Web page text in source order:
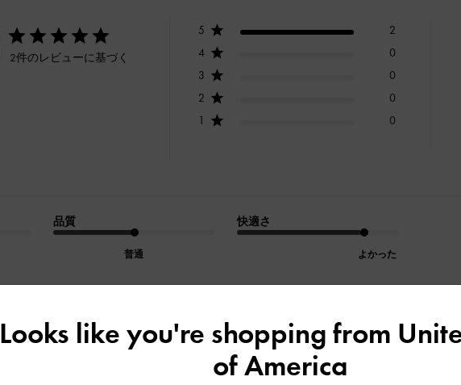
2件のレビューに基づく
5
2
4
0
3
0
2
0
1
0
品質
普通
快適さ
よかった
デザイン 品質
全て
Looks like you're shopping from
of America